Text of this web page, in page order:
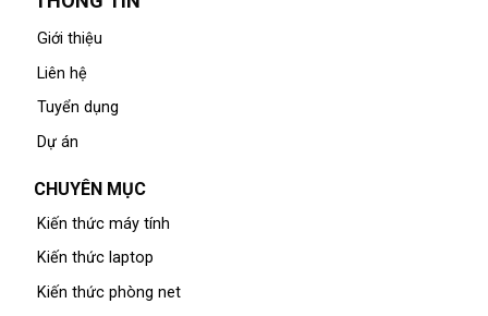
Giới thiệu
Liên hệ
Tuyển dụng
Dự án
CHUYÊN MỤC
Kiến thức máy tính
Kiến thức laptop
Kiến thức phòng net